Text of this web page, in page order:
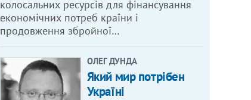
колосальних ресурсів для фінансування
економічних потреб країни і
продовження збройної…
ОЛЕГ ДУНДА
Який мир потрібен
Україні